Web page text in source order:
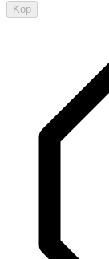
Köp